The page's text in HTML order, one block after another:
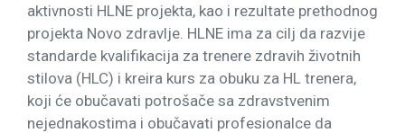
aktivnosti HLNE projekta, kao i rezultate prethodnog
projekta Novo zdravlje. HLNE ima za cilj da razvije
standarde kvalifikacija za trenere zdravih životnih
stilova (HLC) i kreira kurs za obuku za HL trenera,
koji će obučavati potrošače sa zdravstvenim
nejednakostima i obučavati profesionalce da